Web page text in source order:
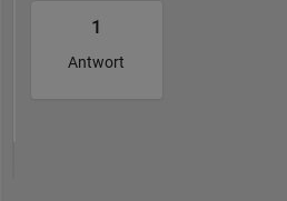
1
Antwort